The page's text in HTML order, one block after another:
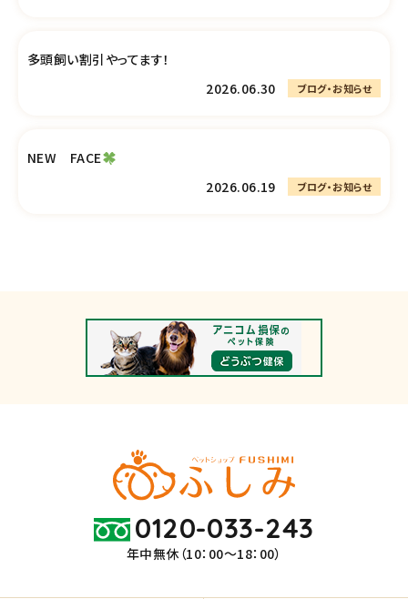
多頭飼い割引やってます！
2026.06.30
ブログ・お知らせ
NEW FACE
2026.06.19
ブログ・お知らせ
0120-033-243
年中無休（10：00～18：00）